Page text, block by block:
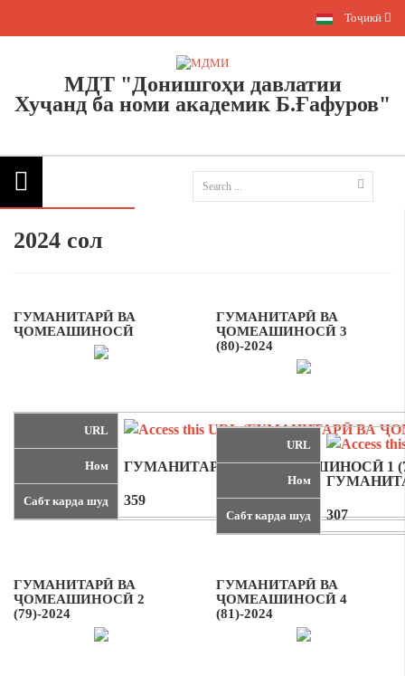
Тоҷикӣ
МДТ "Донишгоҳи давлатии
Хуҷанд ба номи академик Б.Ғафуров"
2024 сол
ГУМАНИТАРӢ ВА
ҶОМЕАШИНОСӢ
URL
Ном
Сабт карда шуд
ГУМАНИТАРӢ ВА ҶОМЕАШИНОСӢ 1
359
ГУМАНИТАРӢ ВА
ҶОМЕАШИНОСӢ 3
(80)-2024
URL
Ном
Сабт карда шуд 307
ГУМАНИТАРӢ ВА
ҶОМЕАШИНОСӢ 2
(79)-2024
ГУМАНИТАРӢ ВА
ҶОМЕАШИНОСӢ 4
(81)-2024